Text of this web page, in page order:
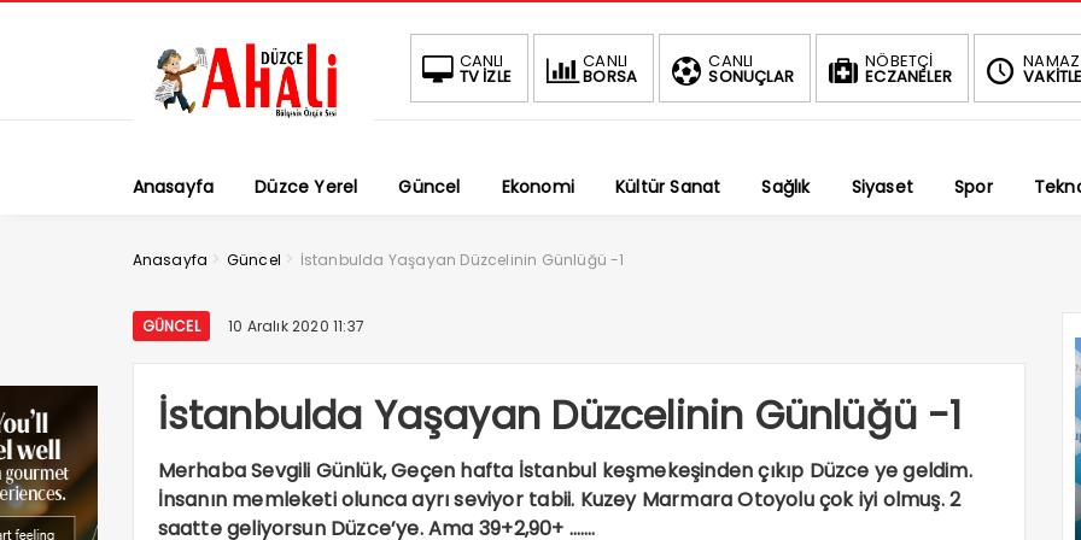
CANLI
TV İZLE
CANLI
BORSA
CANLI
SONUÇLAR
NÖBETÇİ
ECZANELER
NAMAZ
BIST
-0.34%
Anasayfa Düzce Yerel Güncel Ekonomi Kültür Sanat Sağlık Siyaset Spor
Anasayfa > Güncel > İstanbulda Yaşayan Düzcelinin Günlüğü -1
GÜNCEL 10 Aralık 2020 11:37
İstanbulda Yaşayan Düzcelinin Günlüğü -1
Merhaba Sevgili Günlük, Geçen hafta İstanbul keşmekeşinden çıkıp Düzce ye geldim.
İnsanın memleketi olunca ayrı seviyor tabii. Kuzey Marmara Otoyolu çok iyi olmuş. 2
saatte geliyorsun Düzce’ye. Ama 39+2,90+ …….